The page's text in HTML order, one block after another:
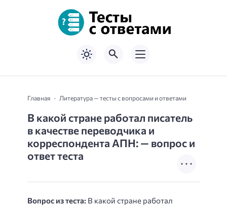
Главная Литература — тесты с вопросами и ответами
В какой стране работал писатель
в качестве переводчика и
корреспондента АПН: — вопрос и
ответ теста
Вопрос из теста: В какой стране работал